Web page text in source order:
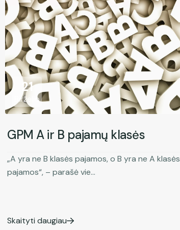
21
Birželio
GPM A ir B pajamų klasės
„A yra ne B klasės pajamos, o B yra ne A klasės
pajamos“, – parašė vie...
Skaityti daugiau